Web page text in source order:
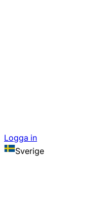
Logga in
Sverige